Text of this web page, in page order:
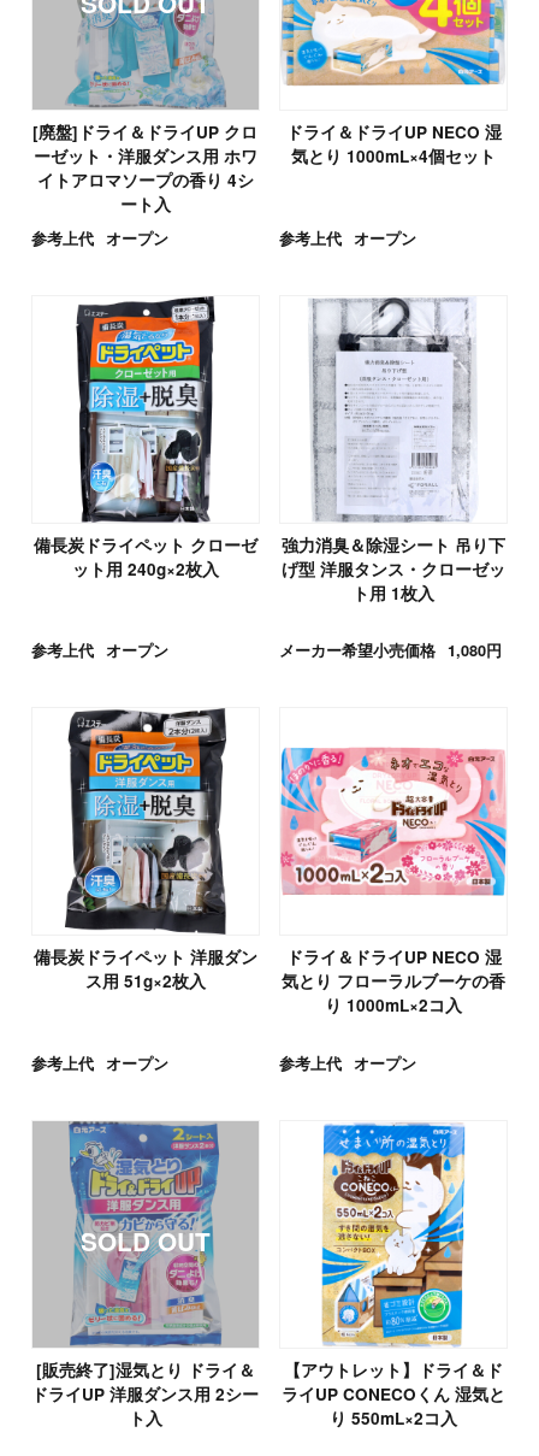
[廃盤]ドライ＆ドライUP クロ
ーゼット・洋服ダンス用 ホワ
イトアロマソープの香り 4シ
ート入
参考上代 オープン
ドライ＆ドライUP NECO 湿
気とり 1000mL×4個セット
参考上代 オープン
備長炭ドライペット クローゼ
ット用 240g×2枚入
参考上代 オープン
強力消臭＆除湿シート 吊り下
げ型 洋服タンス・クローゼッ
ト用 1枚入
メーカー希望小売価格 1,080円
備長炭ドライペット 洋服ダン
ス用 51g×2枚入
参考上代 オープン
ドライ＆ドライUP NECO 湿
気とり フローラルブーケの香
り 1000mL×2コ入
参考上代 オープン
[販売終了]湿気とり ドライ＆
ドライUP 洋服ダンス用 2シー
ト入
【アウトレット】ドライ＆ド
ライUP CONECOくん 湿気と
り 550mL×2コ入